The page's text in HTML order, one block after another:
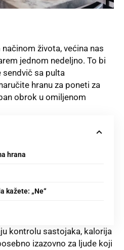
života, većina nas
jednom nedeljno. To bi
sendvič sa pulta
hranu za poneti za
obrok u omiljenom
hrana
kažete: „Ne“
kontrolu sastojaka, kalorija
izazovno za ljude koji